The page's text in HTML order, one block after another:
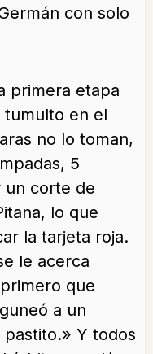
con solo
primera etapa
tumulto en el
no lo toman,
5
un corte de
lo que
la tarjeta roja.
le acerca
que
a un
Y todos